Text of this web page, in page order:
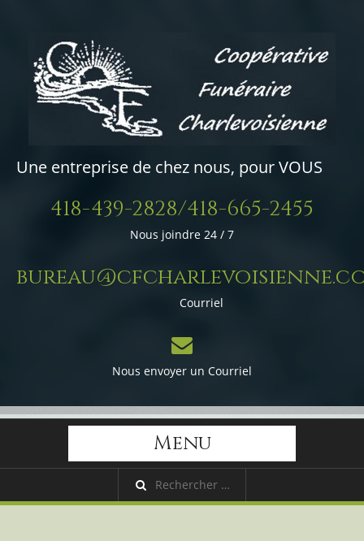
Une entreprise de chez nous, pour VOUS
418-439-2828/418-665-2455
Nous joindre 24 / 7
Courriel
Nous envoyer un Courriel
Menu